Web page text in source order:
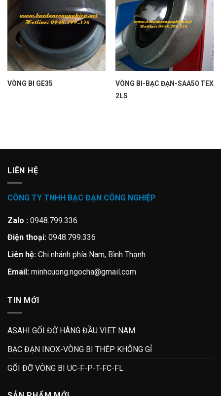
VÒNG BI GE35
VÒNG BI-BẠC ĐẠN-SAA50 TEX
2LS
LIÊN HỆ
CÔNG TY TNHH BẠC ĐẠN CÔNG NGHIỆP
Zalo : 0948.799.336
Điện thoại: 0948.799.336
Liên hệ: Chi nhánh phía Nam, Bình Thạnh
Email: minhcuong.ngocha@gmail.com
TIN MỚI
ASAHI GỐI ĐỠ HÀNG ĐẦU VIET NAM
BẠC ĐẠN INOX-VÒNG BI THÉP KHÔNG GỈ
GỐI ĐỠ VÒNG BI UC-F-P-T-FC-FL